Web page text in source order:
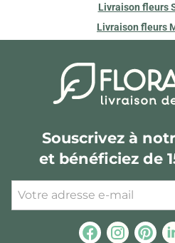
Livraison fleurs
Livraison fleurs
Souscrivez à
et bénéficiez de